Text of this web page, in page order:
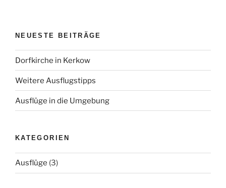
NEUESTE BEITRÄGE
Dorfkirche in Kerkow
Weitere Ausflugstipps
Ausflüge in die Umgebung
KATEGORIEN
Ausflüge (3)